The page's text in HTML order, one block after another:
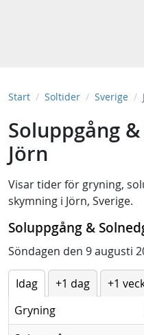
Start Soltider Sverige
Soluppgång
Jörn
Visar tider för gryning,
skymning i Jörn, Sverige.
Soluppgång &
Söndagen den 9 augusti
Idag +1 dag +1
Gryning